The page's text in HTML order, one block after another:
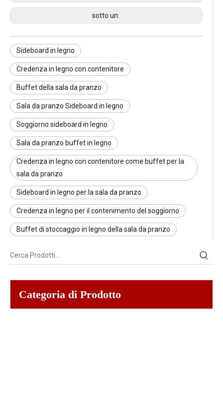
sotto un:
Sideboard in legno
Credenza in legno con contenitore
Buffet della sala da pranzo
Sala da pranzo Sideboard in legno
Soggiorno sideboard in legno
Sala da pranzo buffet in legno
Credenza in legno con contenitore come buffet per la
sala da pranzo
Sideboard in legno per la sala da pranzo
Credenza in legno per il contenimento del soggiorno
Buffet di stoccaggio in legno della sala da pranzo
Categoria di Prodotto